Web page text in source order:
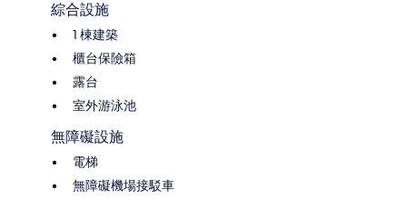
綜合設施
1 棟建築
櫃台保險箱
露台
室外游泳池
無障礙設施
電梯
無障礙機場接駁車